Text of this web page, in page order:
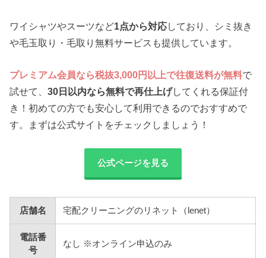
ワイシャツやスーツなど1点から対応しており、シミ抜き
や毛玉取り・毛取り無料サービスも提供しています。
プレミアム会員なら税抜3,000円以上で往復送料が無料で
試せて、30日以内なら無料で再仕上げしてくれる保証付
き！初めての方でも安心して利用できるのでおすすめで
す。まずは公式サイトをチェックしましょう！
公式ページを見る
店舗名 宅配クリーニングのリネット（lenet）
電話番
号
なし ※オンライン申込のみ